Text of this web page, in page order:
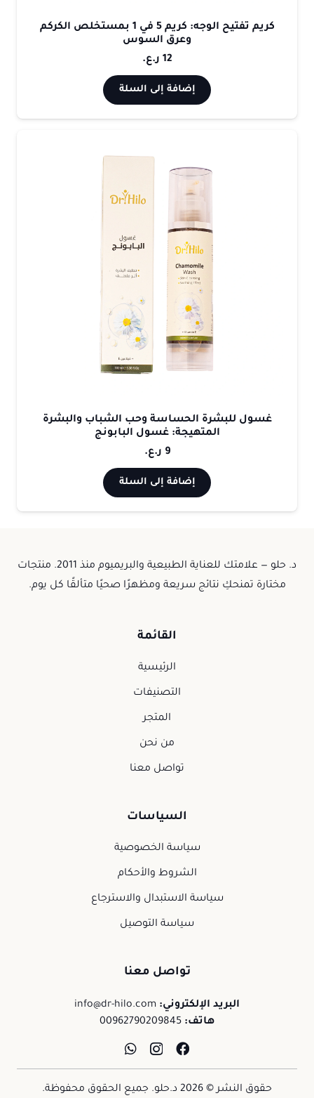
كريم تفتيح الوجه: كريم 5 في 1 بمستخلص الكركم
وعرق السوس
12 ر.ع.
إضافة إلى السلة
غسول للبشرة الحساسة وحب الشباب والبشرة
المتهيجة: غسول البابونج
9 ر.ع.
إضافة إلى السلة
د. حلو — علامتك للعناية الطبيعية والبريميوم منذ 2011. منتجات
مختارة تمنحكِ نتائج سريعة ومظهرًا صحيًا متألقًا كل يوم.
القائمة
الرئيسية
التصنيفات
المتجر
من نحن
تواصل معنا
السياسات
سياسة الخصوصية
الشروط والأحكام
سياسة الاستبدال والاسترجاع
سياسة التوصيل
تواصل معنا
البريد الإلكتروني: info@dr-hilo.com
هاتف: 00962790209845
حقوق النشر © 2026 د.حلو. جميع الحقوق محفوظة.